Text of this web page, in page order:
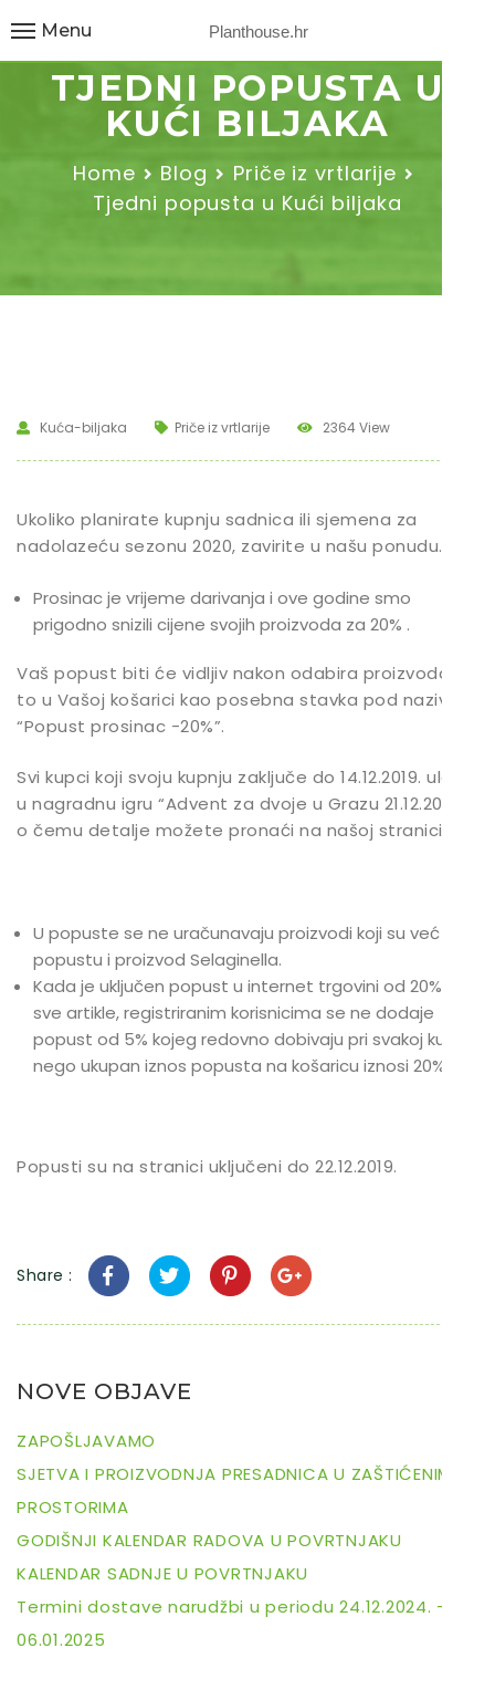
Planthouse.hr
Menu
TJEDNI POPUSTA U
KUĆI BILJAKA
Home Blog
Priče iz vrtlarije
Tjedni popusta u Kući biljaka
Kuća-biljaka Priče iz vrtlarije 2364 View
Ukoliko planirate kupnju sadnica ili sjemena za
nadolazeću sezonu 2020, zavirite u našu ponudu.
Prosinac je vrijeme darivanja i ove godine smo
prigodno snizili cijene svojih proizvoda za 20% .
Vaš popust biti će vidljiv nakon odabira proizvoda i
to u Vašoj košarici kao posebna stavka pod nazivom
“Popust prosinac -20%”.
Svi kupci koji svoju kupnju zaključe do 14.12.2019. ulaze
u nagradnu igru “Advent za dvoje u Grazu 21.12.2019.”
o čemu detalje možete pronaći na našoj stranici.
U popuste se ne uračunavaju proizvodi koji su već na
popustu i proizvod Selaginella.
Kada je uključen popust u internet trgovini od 20% na
sve artikle, registriranim korisnicima se ne dodaje
popust od 5% kojeg redovno dobivaju pri svakoj kupnji,
nego ukupan iznos popusta na košaricu iznosi 20%
Popusti su na stranici uključeni do 22.12.2019.
Share :
NOVE OBJAVE
ZAPOŠLJAVAMO
SJETVA I PROIZVODNJA PRESADNICA U ZAŠTIĆENIM
PROSTORIMA
GODIŠNJI KALENDAR RADOVA U POVRTNJAKU
KALENDAR SADNJE U POVRTNJAKU
Termini dostave narudžbi u periodu 24.12.2024. –
06.01.2025